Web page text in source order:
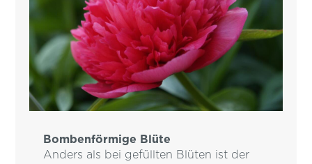
Bombenförmige Blüte
Anders als bei gefüllten Blüten ist der